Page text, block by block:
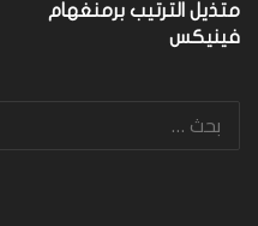
متذيل الترتيب برمنغهام
فينيكس